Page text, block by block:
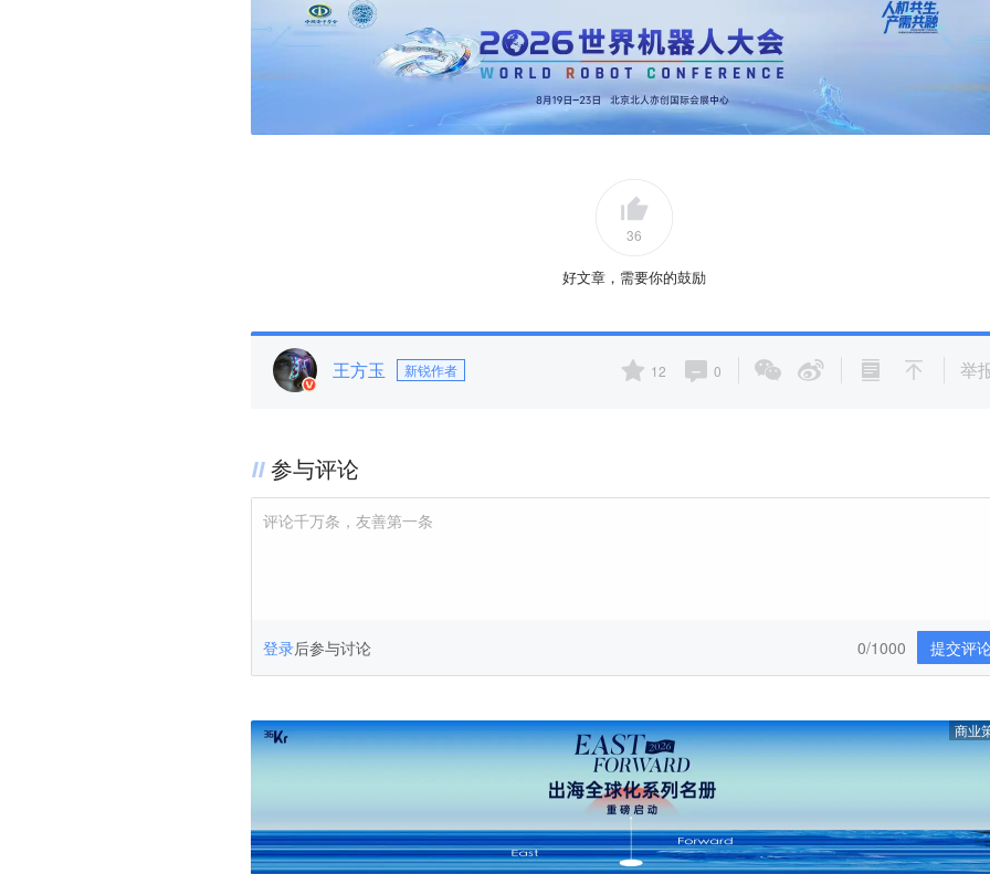
36
好文章，需要你的鼓励
王方玉 新锐作者 12 0 举
参与评论
评论千万条，友善第一条
登录后参与讨论 提交评
0/1000
商业